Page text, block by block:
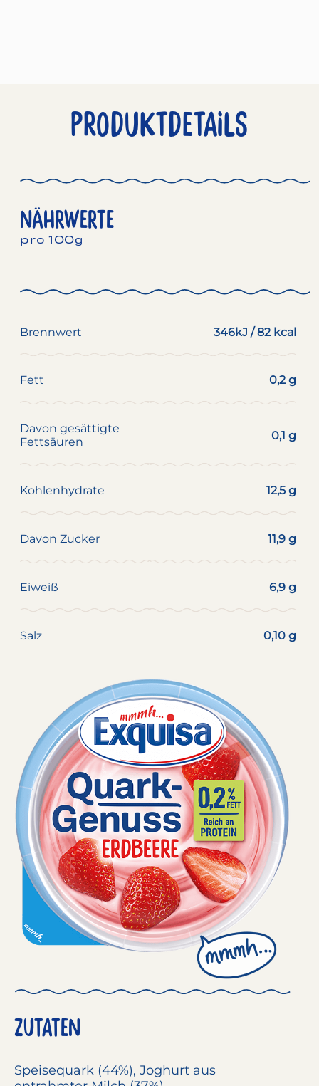
PRODUKTDETAILS
ZUTATEN
Speisequark (44%), Joghurt aus
NÄHRWERTE
pro 100g
Brennwert 346kJ / 82 kcal
Fett 0,2 g
Davon gesättigte
Fettsäuren
0,1 g
Kohlenhydrate 12,5 g
Davon Zucker 11,9 g
Eiweiß 6,9 g
Salz 0,10 g